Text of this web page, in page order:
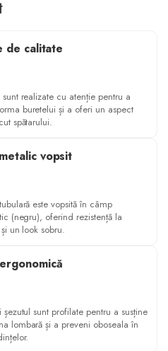
de calitate
sunt realizate cu atenție pentru a
buretelui și a oferi un aspect
spătarului.
vopsit
este vopsită în câmp
(negru), oferind rezistență la
un look sobru.
șezutul sunt profilate pentru a susține
lombară și a preveni oboseala în